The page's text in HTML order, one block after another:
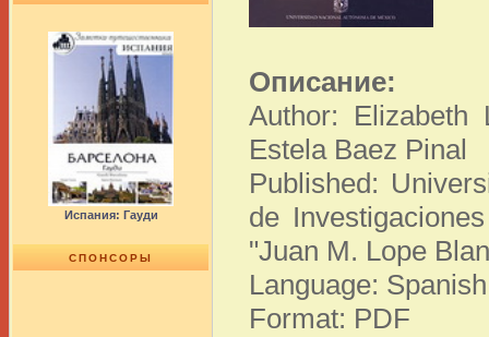
Испания: Гауди
СПОНСОРЫ
Описание:
Author: Elizabeth
Estela Baez Pinal
Published:
de
"Juan M. Lope
Language: Spanish
Format: PDF